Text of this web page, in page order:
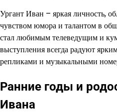
Ургант Иван – яркая личность,
чувством юмора и талантом в
стал любимым телеведущим и
выступления всегда радуют
репликами и музыкальными
Ранние годы и
Ивана